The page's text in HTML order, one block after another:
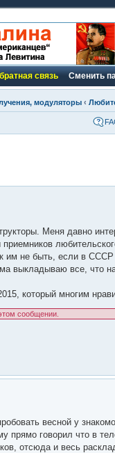
связь Сменить
модуляторы ‹
Меня давно
не быть, если в СССР
выкладываю все, что
который многим
сообщении.
весной у
говорил что в
отсюда и весь